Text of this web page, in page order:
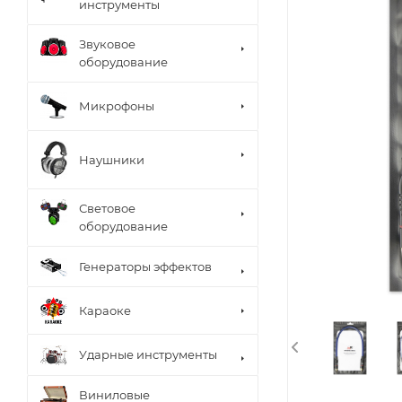
инструменты
Звуковое
оборудование
Микрофоны
Наушники
Световое
оборудование
Генераторы эффектов
Караоке
Ударные инструменты
Виниловые